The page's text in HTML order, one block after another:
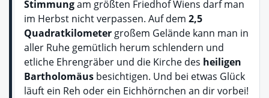
Stimmungam größten Friedhof Wiens darf man
im Herbst nicht verpassen. Auf dem 2,5
Quadratkilometer großem Gelände kann man in
aller Ruhe gemütlich herum schlendern und
etliche Ehrengräber und die Kirche des heiligen
Bartholomäus besichtigen. Und bei etwas Glück
läuft ein Reh oder ein Eichhörnchen an dir vorbei!